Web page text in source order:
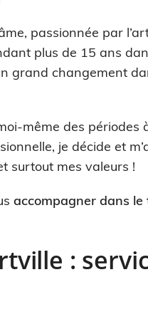
passionnée par
plus de 15 ans
grand changement
même des périodes
je décide et
surtout mes valeurs !
accompagner dans le
: